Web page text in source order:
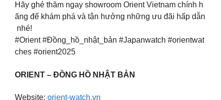
Hãy ghé thăm ngay showroom Orient Vietnam chính h
ãng để khám phá và tận hưởng những ưu đãi hấp dẫn
nhé!
#Orient #Đồng_hồ_nhật_bản #Japanwatch #orientwat
ches #orient2025
ORIENT – ĐỒNG HỒ NHẬT BẢN
Website: orient-watch.vn